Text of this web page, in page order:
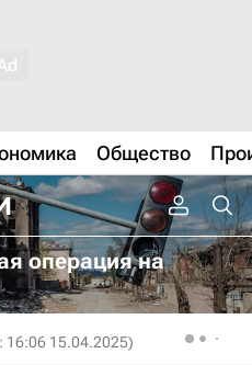
Общество
операция на
16:06 15.04.2025)